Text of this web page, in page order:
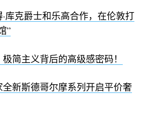
库克爵士和乐高合作，在伦敦打
”
简主义背后的高级感密码！
新斯德哥尔摩系列开启平价奢